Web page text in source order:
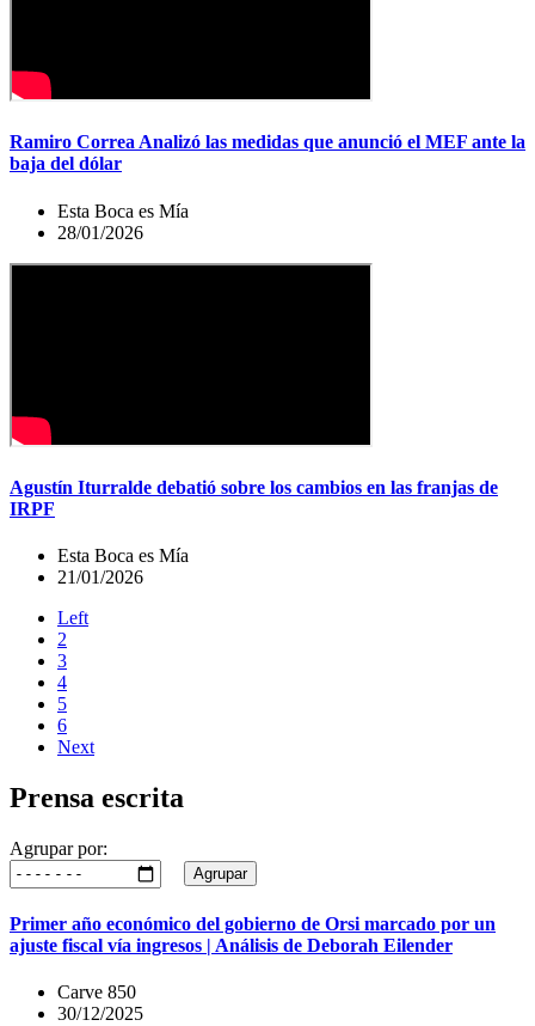
Ramiro Correa Analizó las medidas que anunció el MEF ante la
baja del dólar
Esta Boca es Mía
28/01/2026
Agustín Iturralde debatió sobre los cambios en las franjas de
IRPF
Esta Boca es Mía
21/01/2026
Left
2
3
4
5
6
Next
Prensa escrita
Agrupar por:
Agrupar
Primer año económico del gobierno de Orsi marcado por un
ajuste fiscal vía ingresos | Análisis de Deborah Eilender
Carve 850
30/12/2025